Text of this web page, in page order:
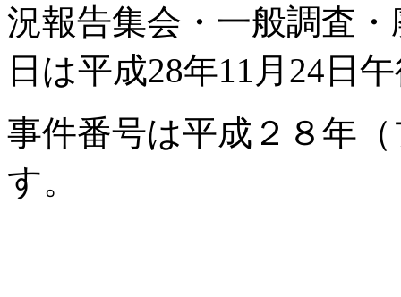
況報告集会・一般調査
日は平成28年11月24日
事件番号は平成２８年
す。